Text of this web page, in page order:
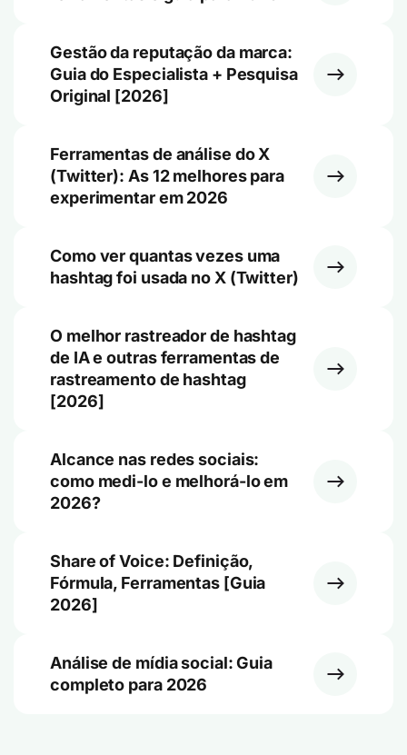
Gestão da reputação da marca:
Guia do Especialista + Pesquisa
Original [2026]
Ferramentas de análise do X
(Twitter): As 12 melhores para
experimentar em 2026
Como ver quantas vezes uma
hashtag foi usada no X (Twitter)
O melhor rastreador de hashtag
de IA e outras ferramentas de
rastreamento de hashtag
[2026]
Alcance nas redes sociais:
como medi-lo e melhorá-lo em
2026?
Share of Voice: Definição,
Fórmula, Ferramentas [Guia
2026]
Análise de mídia social: Guia
completo para 2026